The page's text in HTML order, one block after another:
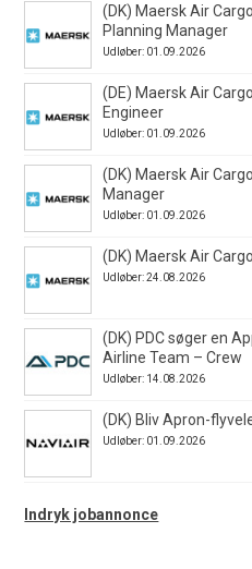
(DK) Maersk Air
Planning Manager
Udløber: 01.09.2026
(DE) Maersk Air
Engineer
Udløber: 01.09.2026
(DK) Maersk Air
Manager
Udløber: 01.09.2026
(DK) Maersk Air
Udløber: 24.08.2026
(DK) PDC søger en
Airline Team – Crew
Udløber: 14.08.2026
(DK) Bliv Apron-
Udløber: 01.09.2026
Indryk jobannonce